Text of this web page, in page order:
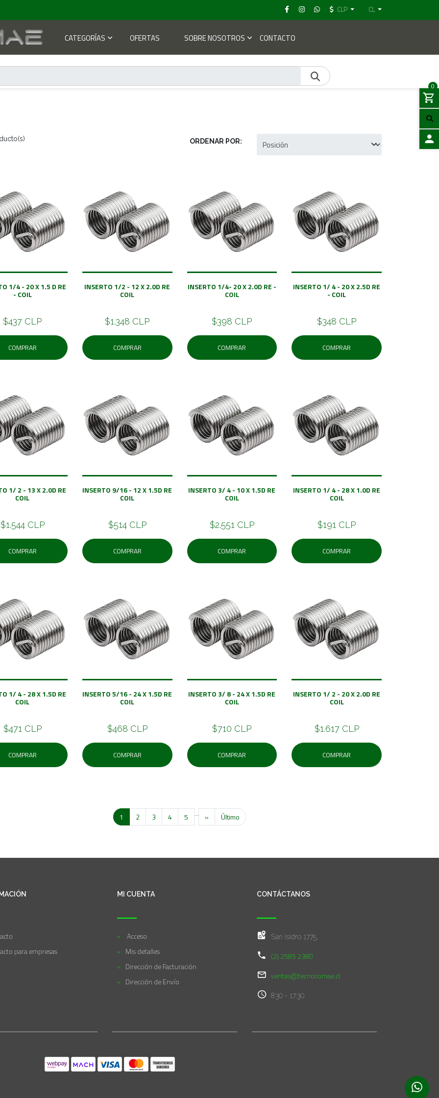
CLP CL
CATEGORÍAS OFERTAS SOBRE NOSOTROS CONTACTO
0
ORDENAR POR:
1/4 - 20 X 1.5 D RE
- COIL
$437 CLP
COMPRAR
INSERTO 1/2 - 12 X 2.0D RE
COIL
$1.348 CLP
COMPRAR
INSERTO 1/4- 20 X 2.0D RE -
COIL
$398 CLP
COMPRAR
INSERTO 1/ 4 - 20 X 2.5D RE
- COIL
$348 CLP
COMPRAR
1/ 2 - 13 X 2.0D RE
COIL
$1.544 CLP
COMPRAR
INSERTO 9/16 - 12 X 1.5D RE
COIL
$514 CLP
COMPRAR
INSERTO 3/ 4 - 10 X 1.5D RE
COIL
$2.551 CLP
COMPRAR
INSERTO 1/ 4 - 28 X 1.0D RE
COIL
$191 CLP
COMPRAR
1/ 4 - 28 X 1.5D RE
COIL
$471 CLP
COMPRAR
INSERTO 5/16 - 24 X 1.5D RE
COIL
$468 CLP
COMPRAR
INSERTO 3/ 8 - 24 X 1.5D RE
COIL
$710 CLP
COMPRAR
INSERTO 1/ 2 - 20 X 2.0D RE
COIL
$1.617 CLP
COMPRAR
1 2 3 4 5 » Último
para empresas
MI CUENTA
Acceso
Mis detalles
Dirección de Facturación
Dirección de Envío
CONTÁCTANOS
San Isidro 1775,
(2) 2585 2380
ventas@tecnocomae.cl
8:30 - 17:30